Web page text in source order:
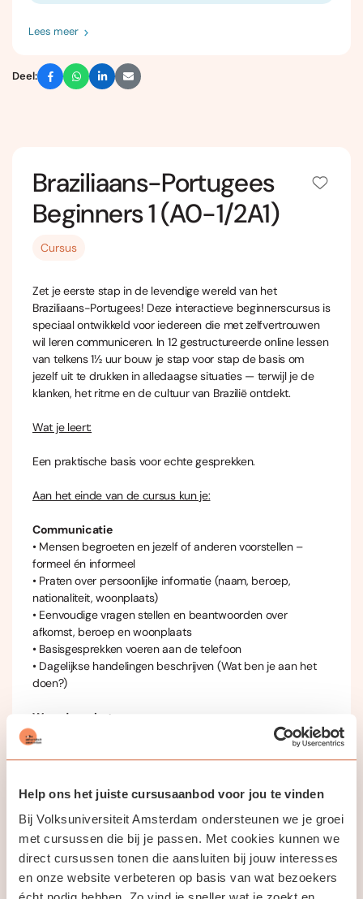
Help ons het juiste cursusaanbod voor jou te vinden
Bij Volksuniversiteit Amsterdam ondersteunen we je groei
met cursussen die bij je passen. Met cookies kunnen we
direct cursussen tonen die aansluiten bij jouw interesses
en onze website verbeteren op basis van wat bezoekers
Braziliaans-Portugees
Beginners 1 (A0-1/2A1)
Cursus
Zet je eerste stap in de levendige wereld van het
Braziliaans-Portugees! Deze interactieve beginnerscursus is
speciaal ontwikkeld voor iedereen die met zelfvertrouwen
wil leren communiceren. In 12 gestructureerde online lessen
van telkens 1½ uur bouw je stap voor stap de basis om
jezelf uit te drukken in alledaagse situaties — terwijl je de
klanken, het ritme en de cultuur van Brazilië ontdekt.
Wat je leert:
Een praktische basis voor echte gesprekken.
Aan het einde van de cursus kun je:
Communicatie
• Mensen begroeten en jezelf of anderen voorstellen –
formeel én informeel
• Praten over persoonlijke informatie (naam, beroep,
nationaliteit, woonplaats)
• Eenvoudige vragen stellen en beantwoorden over
afkomst, beroep en woonplaats
• Basisgesprekken voeren aan de telefoon
• Dagelijkse handelingen beschrijven (Wat ben je aan het
doen?)
Woordenschat
• Begroetingen en beleefde uitdrukkingen
Grammatica
• Werkwoorden: ser (zijn), estar (zijn), morar (wonen), ir
(gaan), gostar (de) (houden van), ter (hebben), atender
(opnemen) — in de tegenwoordige tijd
• Voorzetsels em, de, para en hun samentrekkingen
Lees meer
Deel: